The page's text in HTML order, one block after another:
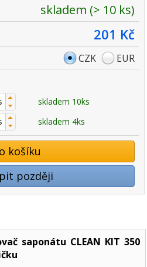
skladem (> 10 ks)
201 Kč
CZK
EUR
skladem 10ks
skladem 4ks
košíku
později
saponátu CLEAN KIT 350